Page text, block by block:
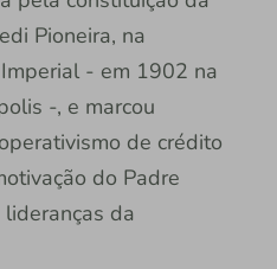
Pioneira, na
- em 1902 na
-, e marcou
de crédito
do Padre
da